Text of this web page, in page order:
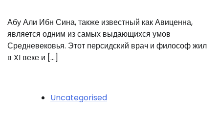
Абу Али Ибн Сина, также известный как Авиценна,
является одним из самых выдающихся умов
Средневековья. Этот персидский врач и философ жил
в XI веке и […]
Uncategorised